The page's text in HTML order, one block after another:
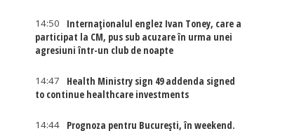
14:50
Internaţionalul englez Ivan Toney, care a
participat la CM, pus sub acuzare în urma unei
agresiuni într-un club de noapte
14:47
Health Ministry sign 49 addenda signed
to continue healthcare investments
14:44
Prognoza pentru București, în weekend.